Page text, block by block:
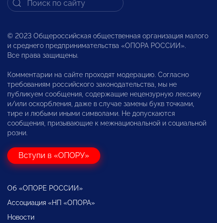
© 2023 Общероссийская общественная организация малого
и среднего предпринимательства «ОПОРА РОССИИ».
Все права защищены.
Комментарии на сайте проходят модерацию. Согласно
требованиям российского законодательства, мы не
публикуем сообщения, содержащие нецензурную лексику
и/или оскорбления, даже в случае замены букв точками,
тире и любыми иными символами. Не допускаются
сообщения, призывающие к межнациональной и социальной
розни.
Вступи в «ОПОРУ»
Об «ОПОРЕ РОССИИ»
Ассоциация «НП «ОПОРА»
Новости